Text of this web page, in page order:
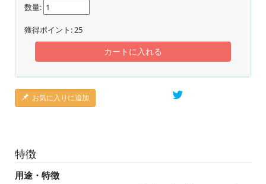
数量:
獲得ポイント:25
カートに入れる
お気に入りに追加
特徴
用途・特徴